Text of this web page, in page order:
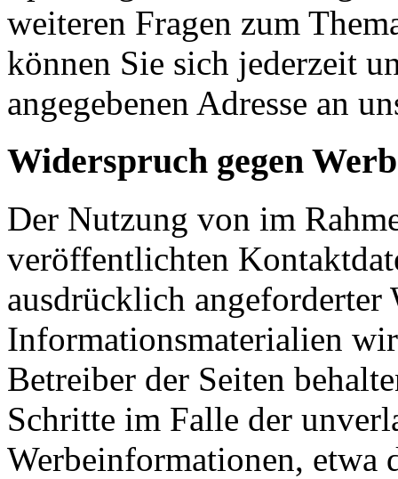
weiteren Fragen zum
können Sie sich jederzeit
angegebenen Adresse an
Widerspruch gegen
Der Nutzung von im
veröffentlichten
ausdrücklich angeforderter
Informationsmaterialien
Betreiber der Seiten
Schritte im Falle der
Werbeinformationen, etwa